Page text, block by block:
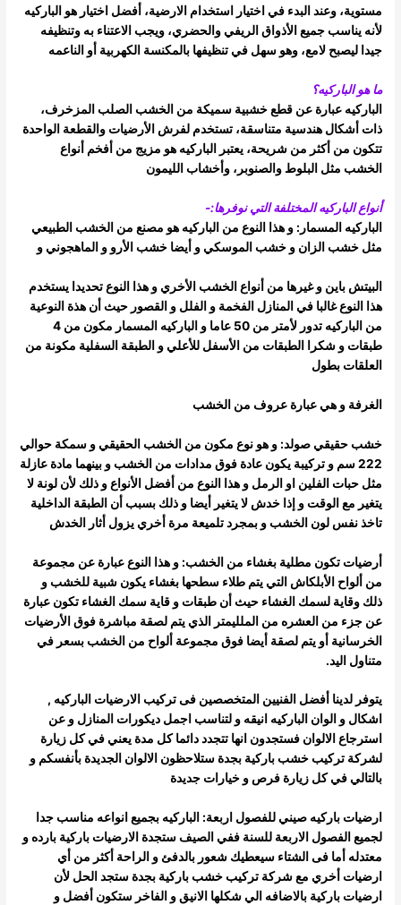
مستوية، وعند البدء في اختيار استخدام الارضية، أفضل اختيار هو الباركيه
لأنه يناسبجميع الأذواق الريفي والحضري، ويجب الاعتناء به وتنظيفه
جيدا ليصبح لامع، وهو سهل في تنظيفها بالمكنسة الكهربية أو الناعمه
ما هو الباركيه؟
الباركيه عبارة عن قطع خشبية سميكة من الخشب الصلب المزخرف،
ذات أشكال هندسية متناسقة، تستخدم لفرش الأرضيات والقطعة الواحدة
تتكون من أكثر من شريحة، يعتبر الباركيه هو مزيج من أفخم أنواع
الخشب مثل البلوط والصنوبر، وأخشاب الليمون
أنواع الباركيه المختلفة التي نوفرها:-
الباركيه المسمار: و هذا النوع من الباركيه هو مصنع من الخشب الطبيعي
مثل خشب الزان و خشب الموسكي و أيضا خشب الأرو و الماهجوني و
البيتش باين و غيرها من أنواع الخشب الأخري و هذا النوع تحديدا يستخدم
هذا النوع غالبا في المنازل الفخمة و الفلل و القصور حيث أن هذة النوعية
من
الباركيه تدور لأمتر من 50 عاما و الباركيه المسمار مكون من 4
طبقات و شكرا الطبقات من الأسفل للأعلي و الطبقة السفلية مكونة من
العلقات بطول
الغرفة و هي عبارة عروف من الخشب
خشب حقيقي صولد: و هو نوع مكون من الخشب الحقيقي و سمكة حوالي
222 سم و تركيبة يكون عادة فوق مدادات من الخشب و بينهما مادة عازلة
مثل حبات الفلين او الرمل و هذا النوع من أفضل الأنواع و ذلك لأن لونة لا
يتغير مع الوقت و إذا خدش لا يتغير أيضا و ذلك بسبب أن الطبقة الداخلية
تاخذنفس لون الخشب و بمجرد تلميعة مرة أخري يزول أثار الخدش
أرضيات تكون مطلية بغشاء من الخشب: و هذا النوع عبارة عن مجموعة
من ألواح الأبلكاش التي يتم طلاء سطحها بغشاء يكون شبية للخشب و
ذلك وقاية لسمك الغشاء حيث أن طبقات و قاية سمك الغشاء تكون عبارة
عن جزء من العشره من الملليمتر الذي يتم لصقة مباشرة فوق الأرضيات
الخرسانية أويتم لصقة أيضا فوق مجموعة ألواح من الخشب بسعر في
متناول اليد.
يتوفر لدينا أفضل الفنيين المتخصصين فى تركيب الارضيات الباركيه ,
اشكال و الوان الباركيه انيقه و لتناسب اجمل ديكورات المنازل و عن
استرجاع الالوان فستجدون انها تتجدد دائما كل مدة يعني في كل زيارة
لشركة تركيب خشب باركية بجدة ستلاحظون الالوان الجديدة بأنفسكم و
بالتالي في كل زيارةفرص و خيارات جديدة
ارضيات باركيه صيني للفصول اربعة: الباركيه بجميع انواعه مناسب جدا
لجميع الفصول الاربعة للسنة ففي الصيف ستجدة الارضيات باركية بارده و
معتدله أما فى الشتاء سيعطيك شعور بالدفئ و الراحة أكثر من أي
ارضيات أخري مع شركة تركيب خشب باركية بجدة ستجد الحل لأن
ارضيات باركية بالاضافه الي شكلها الانيق و الفاخر ستكون أفضل و